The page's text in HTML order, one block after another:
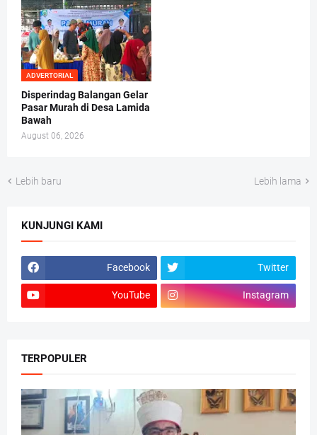
ADVERTORIAL
Disperindag Balangan Gelar
Pasar Murah di Desa Lamida
Bawah
August 06, 2026
Lebih baru Lebih lama
KUNJUNGI KAMI
Facebook Twitter
YouTube Instagram
TERPOPULER